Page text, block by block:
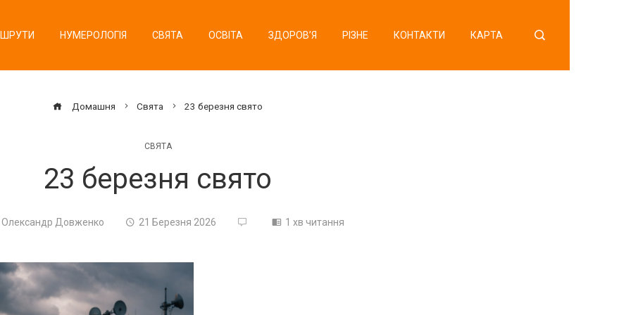
НУМЕРОЛОГІЯ СВЯТА ОСВІТА ЗДОРОВ’Я РІЗНЕ КОНТАКТИ КАРТА
Домашня Свята 23 березня свято
СВЯТА
23 березня свято
Олександр Довженко 21 Березня 2026 1 хв читання